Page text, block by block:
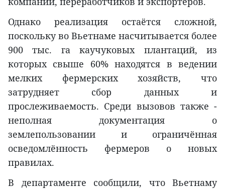
Однако реализация остаётся сложной,
поскольку во Вьетнаме насчитывается более
900 тыс. га каучуковых плантаций, из
которых свыше 60% находятся в ведении
мелких фермерских хозяйств, что
затрудняет сбор данных и
прослеживаемость. Среди вызовов также -
неполная документация о
землепользовании и ограничённая
осведомлённость фермеров о новых
правилах.
В департаменте сообщили, что Вьетнаму